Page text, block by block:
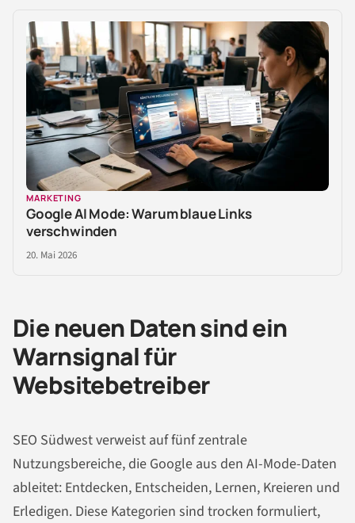
MARKETING
Google AI Mode: Warum blaue Links
verschwinden
20. Mai 2026
Die neuen Daten sind ein
Warnsignal für
Websitebetreiber
SEO Südwest verweist auf fünf zentrale
Nutzungsbereiche, die Google aus den AI-Mode-Daten
ableitet: Entdecken, Entscheiden, Lernen, Kreieren und
Erledigen. Diese Kategorien sind trocken formuliert,